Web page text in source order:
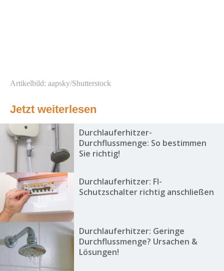
Artikelbild: aapsky/Shutterstock
Jetzt weiterlesen
Durchlauferhitzer-
Durchflussmenge: So bestimmen
Sie richtig!
Durchlauferhitzer: FI-
Schutzschalter richtig anschließen
Durchlauferhitzer: Geringe
Durchflussmenge? Ursachen &
Lösungen!